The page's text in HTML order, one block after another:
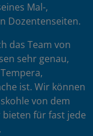
Mal-,
Dozentenseiten.
das Team von
sehr genau,
ist. Wir können
von dem
für fast jede